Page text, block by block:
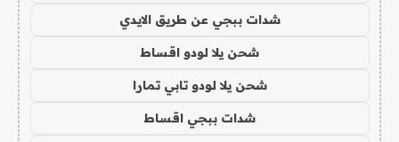
شدات ببجي عن طريق الايدي
شحن يلا لودو اقساط
شحن يلا لودو تابي تمارا
شدات ببجي اقساط